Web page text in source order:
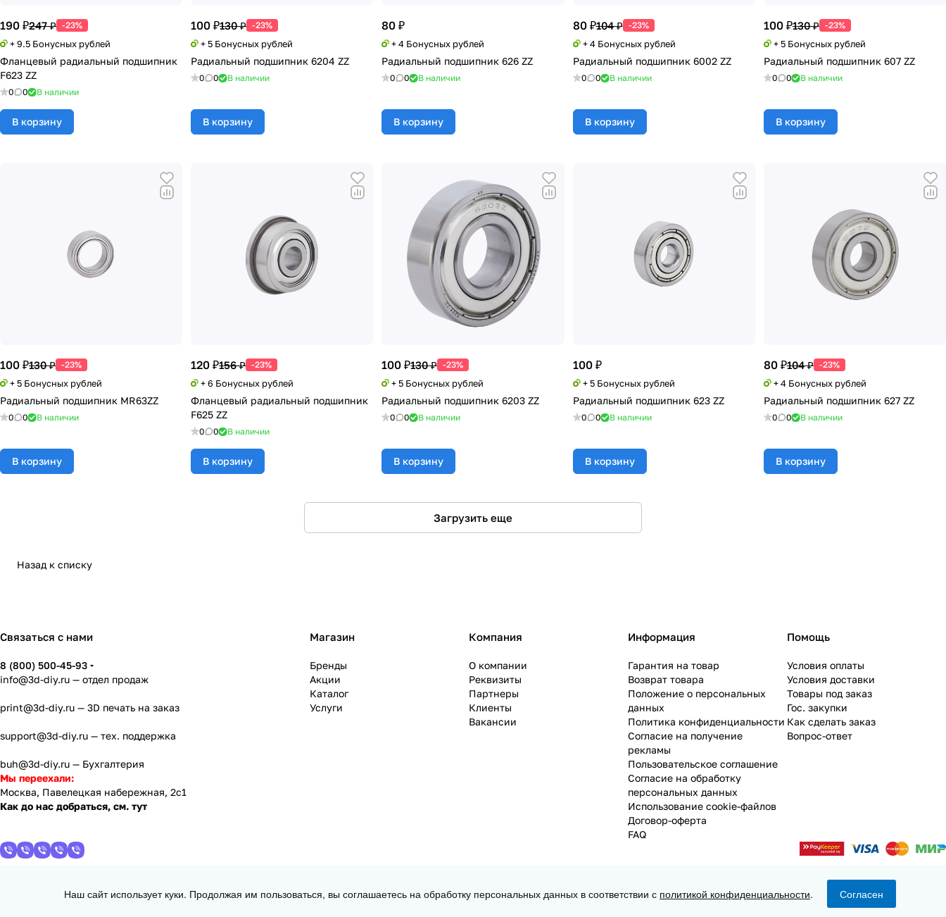
190 ₽247 ₽ -23%
+ 9.5 Бонусных рублей
Фланцевый радиальный подшипник
F623 ZZ
0 0 В наличии
В корзину
100 ₽130 ₽ -23%
+ 5 Бонусных рублей
Радиальный подшипник 6204 ZZ
0 0 В наличии
В корзину
80 ₽
+ 4 Бонусных рублей
Радиальный подшипник 626 ZZ
0 0 В наличии
В корзину
80 ₽104 ₽ -23%
+ 4 Бонусных рублей
Радиальный подшипник 6002 ZZ
0 0 В наличии
В корзину
100 ₽130 ₽ -23%
+ 5 Бонусных рублей
Радиальный подшипник 607 ZZ
0 0 В наличии
В корзину
100 ₽130 ₽ -23%
+ 5 Бонусных рублей
Радиальный подшипник MR63ZZ
0 0 В наличии
В корзину
120 ₽156 ₽ -23%
+ 6 Бонусных рублей
Фланцевый радиальный подшипник
F625 ZZ
0 0 В наличии
В корзину
100 ₽130 ₽ -23%
+ 5 Бонусных рублей
Радиальный подшипник 6203 ZZ
0 0 В наличии
В корзину
100 ₽
+ 5 Бонусных рублей
Радиальный подшипник 623 ZZ
0 0 В наличии
В корзину
80 ₽104 ₽ -23%
+ 4 Бонусных рублей
Радиальный подшипник 627 ZZ
0 0 В наличии
В корзину
Загрузить еще
Назад к списку
Связаться с нами
8 (800) 500-45-93
info@3d-diy.ru — отдел продаж
print@3d-diy.ru — 3D печать на заказ
support@3d-diy.ru — тех. поддержка
buh@3d-diy.ru — Бухгалтерия
Мы переехали:
Москва, Павелецкая набережная, 2с1
Как до нас добраться, см. тут
Магазин
Бренды
Акции
Каталог
Услуги
Компания
О компании
Реквизиты
Партнеры
Клиенты
Вакансии
Информация
Гарантия на товар
Возврат товара
Положение о персональных
данных
Политика конфиденциальности
Согласие на получение
рекламы
Пользовательское соглашение
Согласие на обработку
персональных данных
Использование cookie-файлов
Договор-оферта
FAQ
Помощь
Условия оплаты
Условия доставки
Товары под заказ
Гос. закупки
Как сделать заказ
Вопрос-ответ
2013 - 2026 © 3DiY (Тридиай) - интернет-магазин комплектующих для 3D принтеров, ЧПУ станков и робототехники Конфиденциальность
Наш сайт использует куки. Продолжая им пользоваться, вы соглашаетесь на обработку персональных данных в соответствии с политикой конфиденциальности. Согласен